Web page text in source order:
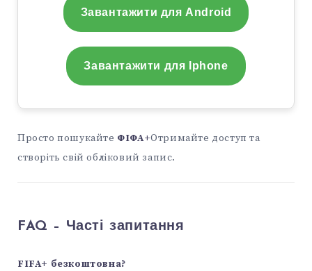
Завантажити для Android
Завантажити для Iphone
Просто пошукайте ФІФА+Отримайте доступ та
створіть свій обліковий запис.
FAQ – Часті запитання
FIFA+ безкоштовна?